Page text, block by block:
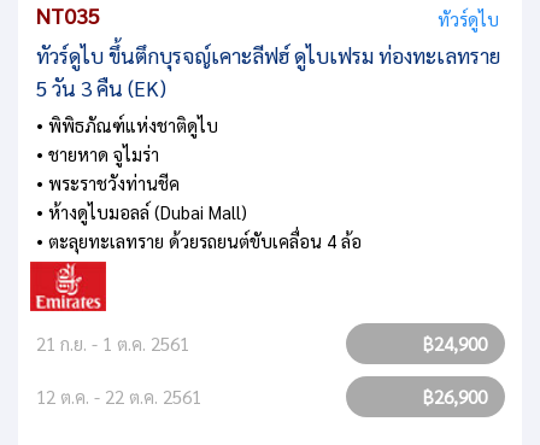
NT035 ทัวร์ดูไบ
ทัวร์ดูไบ ขึ้นตึกบุรจญ์เคาะลีฟฮ์ ดูไบเฟรม ท่องทะเลทราย
5 วัน 3 คืน (EK)
• พิพิธภัณฑ์แห่งชาติดูไบ
• ชายหาด จูไมร่า
• พระราชวังท่านชีค
• ห้างดูไบมอลล์ (Dubai Mall)
• ตะลุยทะเลทราย ด้วยรถยนต์ขับเคลื่อน 4 ล้อ
21 ก.ย. - 1 ต.ค. 2561 ฿24,900
12 ต.ค. - 22 ต.ค. 2561 ฿26,900